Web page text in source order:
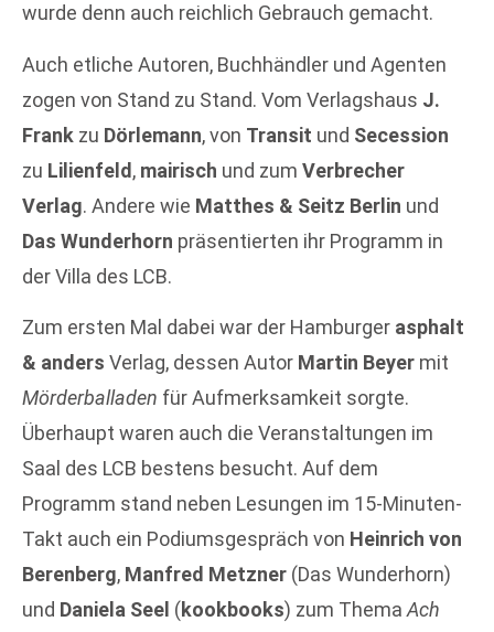
wurde denn auch reichlich Gebrauch gemacht.
Auch etliche Autoren, Buchhändler und Agenten
zogen von Stand zu Stand. Vom Verlagshaus J.
Frank zu Dörlemann, von Transit und Secession
zu Lilienfeld, mairisch und zum Verbrecher
Verlag. Andere wie Matthes & Seitz Berlin und
Das Wunderhorn präsentierten ihr Programm in
der Villa des LCB.
Zum ersten Mal dabei war der Hamburger asphalt
& anders Verlag, dessen Autor Martin Beyer mit
Mörderballaden für Aufmerksamkeit sorgte.
Überhaupt waren auch die Veranstaltungen im
Saal des LCB bestens besucht. Auf dem
Programm stand neben Lesungen im 15-Minuten-
Takt auch ein Podiumsgespräch von Heinrich von
Berenberg, Manfred Metzner (Das Wunderhorn)
und Daniela Seel (kookbooks) zum Thema Ach